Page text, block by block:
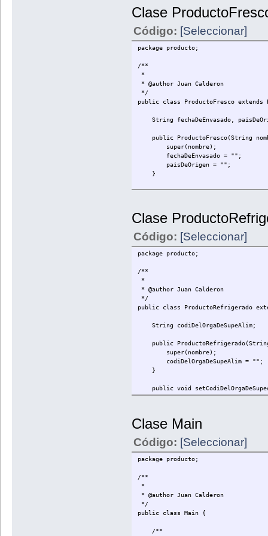
public double
}
}
Clase
Código: [Seleccionar]
package producto;
/**
*
* @author Juan Calderon
*/
public class ProductoFresco extends
String fechaDeEnvasado,
public ProductoFresco(String
super(nombre);
fechaDeEnvasado = "";
paisDeOrigen = "";
}
public void
public String
return fechaDeEnvasado;
}
paisDeOrigen =
}
public String getPaisDeOrigen(){
return paisDeOrigen;
Clase
Código: [Seleccionar]
package producto;
/**
*
* @author Juan Calderon
*/
public class ProductoRefrigerado
String codiDelOrgaDeSupeAlim;
public ProductoRefrigerado(String
super(nombre);
codiDelOrgaDeSupeAlim = "";
}
public void
codiDelOrgaDeSupeAlim =
public String
}
}
Clase Main
Código: [Seleccionar]
package producto;
/**
*
* @author Juan Calderon
*/
public class Main {
/**